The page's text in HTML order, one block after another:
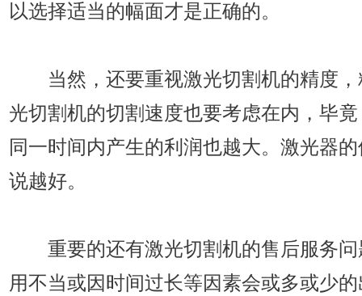
以选择适当的幅面才是正确的。
当然，还要重视激光切割机的精度，
光切割机的切割速度也要考虑在内，毕
同一时间内产生的利润也越大。激光器
说越好。
重要的还有激光切割机的售后服务问
用不当或因时间过长等因素会或多或少